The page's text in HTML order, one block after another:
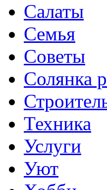
Салаты
Семья
Советы
Солянка
Техника
Услуги
Уют